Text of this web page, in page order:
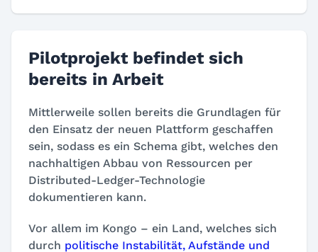
Pilotprojekt befindet sich
bereits in Arbeit
Mittlerweile sollen bereits die Grundlagen für
den Einsatz der neuen Plattform geschaffen
sein, sodass es ein Schema gibt, welches den
nachhaltigen Abbau von Ressourcen per
Distributed-Ledger-Technologie
dokumentieren kann.
Vor allem im Kongo – ein Land, welches sich
durch politische Instabilität, Aufstände und